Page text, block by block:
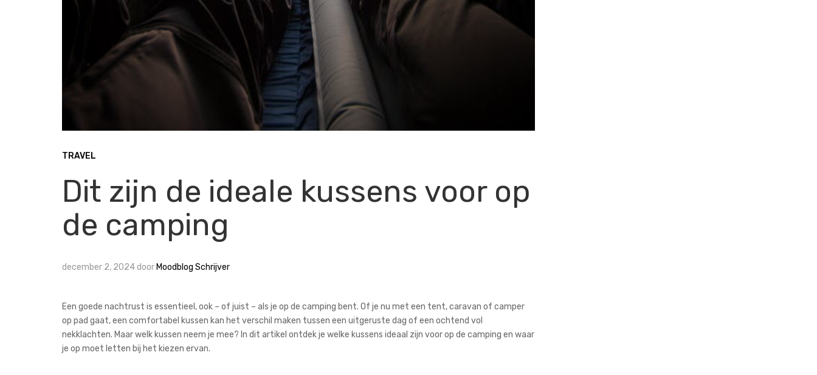
TRAVEL
Dit zijn de ideale kussens voor op
de camping
december 2, 2024 door Moodblog Schrijver
Een goede nachtrust is essentieel, ook – of juist – als je op de camping bent. Of je nu met een tent, caravan of camper
op pad gaat, een comfortabel kussen kan het verschil maken tussen een uitgeruste dag of een ochtend vol
nekklachten. Maar welk kussen neem je mee? In dit artikel ontdek je welke kussens ideaal zijn voor op de camping en waar
je op moet letten bij het kiezen ervan.